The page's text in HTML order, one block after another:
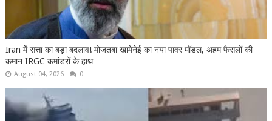
Iran में सत्ता का बड़ा बदलाव! मोजतबा खामेनेई का नया पावर मॉडल, अहम फैसलों की
कमान IRGC कमांडरों के हाथ
August 04, 2026 0